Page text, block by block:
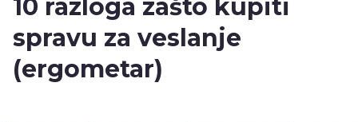
10 razloga zašto kupiti
spravu za veslanje
(ergometar)